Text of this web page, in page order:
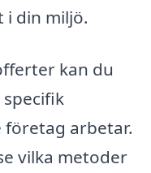
i din miljö.
kan du
arbetar.
vilka metoder